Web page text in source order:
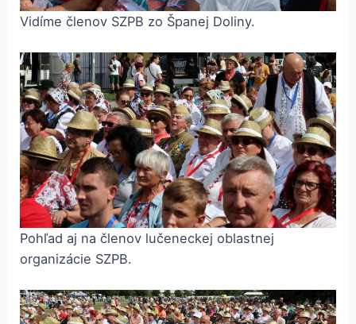
Vidíme členov SZPB zo Španej Doliny.
Pohľad aj na členov lučeneckej oblastnej
organizácie SZPB.